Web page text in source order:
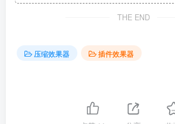
THE END
压缩效果器 插件效果器